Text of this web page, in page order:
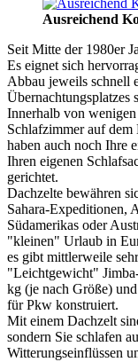
Ausreichend
Seit Mitte der 1980er
Es eignet sich
Abbau jeweils schnell
Übernachtungsplatzes
Innerhalb von
Schlafzimmer auf
haben auch noch Ihre
Ihren eigenen
gerichtet.
Dachzelte bewähren
Sahara-Expeditionen,
Südamerikas oder
"kleinen" Urlaub in
es gibt mittlerweile
"Leichtgewicht"
kg (je nach Größe)
für Pkw konstruiert.
Mit einem Dachzelt
sondern Sie schlafen
Witterungseinflüssen